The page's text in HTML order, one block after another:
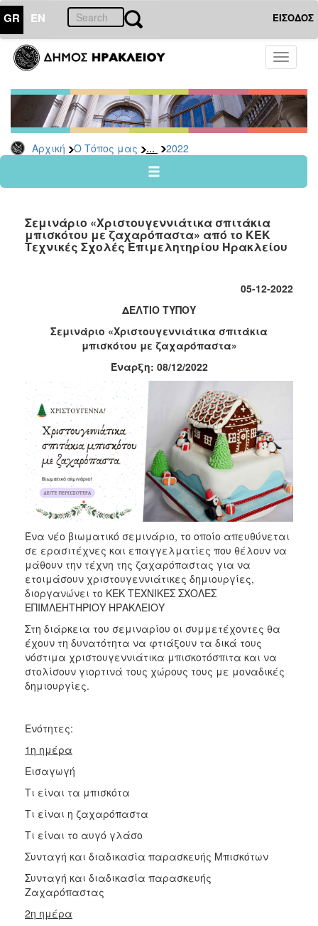
GR EN ΕΙΣΟΔΟΣ
Toggle
Αρχική Ο Τόπος μας ... 2022
ΤΟΠΟΣ
ΜΑΣ
Ανακοινώσεις
Αρχείο
2026
2024
2022
2021
2017
2012
2011
ΔΗΜΟΣ
ΠΟΛΙΤΙΣΜΟΣ
ΑΝΘΕΚΤΙΚΗ
ΠΟΛΗ
Σεμινάριο «Χριστουγεννιάτικα σπιτάκια
μπισκότου με ζαχαρόπαστα» από το ΚΕΚ
Τεχνικές Σχολές Επιμελητηρίου Ηρακλείου
05-12-2022
ΔΕΛΤΙΟ ΤΥΠΟΥ
Σεμινάριο «Χριστουγεννιάτικα σπιτάκια
μπισκότου με ζαχαρόπαστα»
Έναρξη: 08/12/2022
Ένα νέο βιωματικό σεμινάριο, το οποίο απευθύνεται
σε ερασιτέχνες και επαγγελματίες που θέλουν να
μάθουν την τέχνη της ζαχαρόπαστας για να
ετοιμάσουν χριστουγεννιάτικες δημιουργίες,
διοργανώνει το ΚΕΚ ΤΕΧΝΙΚΕΣ ΣΧΟΛΕΣ
ΕΠΙΜΛΕΗΤΗΡΙΟΥ ΗΡΑΚΛΕΙΟΥ
Στη διάρκεια του σεμιναρίου οι συμμετέχοντες θα
έχουν τη δυνατότητα να φτιάξουν τα δικά τους
νόστιμα χριστουγεννιάτικα μπισκοτόσπιτα και να
στολίσουν γιορτινά τους χώρους τους με μοναδικές
δημιουργίες.
Ενότητες:
1η ημέρα
Εισαγωγή
Τι είναι τα μπισκότα
Τι είναι η ζαχαρόπαστα
Τι είναι το αυγό γλάσο
Συνταγή και διαδικασία παρασκευής Μπισκότων
Συνταγή και διαδικασία παρασκευής
Ζαχαρόπαστας
2η ημέρα